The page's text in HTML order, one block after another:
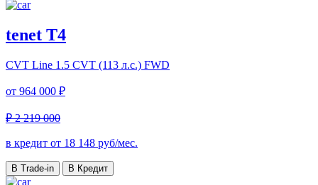
tenet T4
CVT Line 1.5 CVT (113 л.с.) FWD
от 964 000 ₽
₽ 2 219 000
в кредит от 18 148 руб/мес.
В Trade-in В Кредит